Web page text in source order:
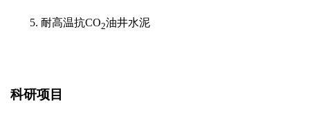
5. 耐高温抗CO2油井水泥
科研项目